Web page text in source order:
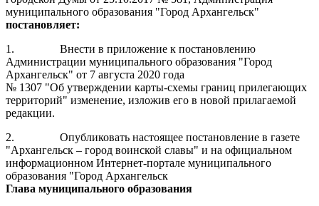
муниципального образования "Город Архангельск"
постановляет:
1.
Внести в приложение к постановлению
Администрации муниципального образования "Город
Архангельск" от 7 августа 2020 года
№ 1307 "Об утверждении карты-схемы границ прилегающих
территорий" изменение, изложив его в новой прилагаемой
редакции.
2.
Опубликовать настоящее постановление в газете
"Архангельск – город воинской славы" и на официальном
информационном Интернет-портале муниципального
образования "Город Архангельск
Глава муниципального образования